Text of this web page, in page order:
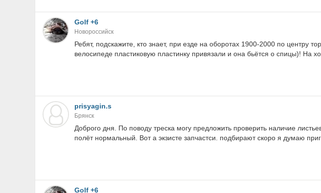
Golf +6
Новороссийск
Ребят, подскажите, кто знает, при езде на оборотах 1900-2000 по центру
велосипеде пластиковую пластинку привязали и она бьётся о спицы)! На
prisyagin.s
Брянск
Доброго дня. По поводу треска могу предложить проверить наличие
полёт нормальный. Вот а экзисте запчастси. подбирают скоро я думаю
Golf +6